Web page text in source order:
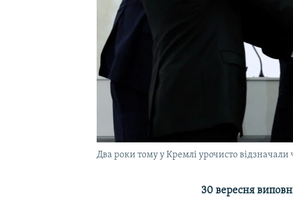
Два роки тому у Кремлі урочисто відзначали
30 вересня